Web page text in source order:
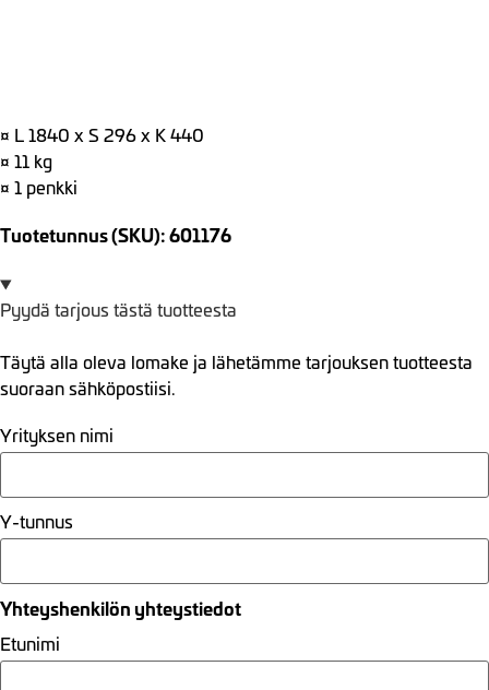
¤ L 1840 x S 296 x K 440
¤ 11 kg
¤ 1 penkki
Tuotetunnus (SKU): 601176
Pyydä tarjous tästä tuotteesta
Täytä alla oleva lomake ja lähetämme tarjouksen tuotteesta
suoraan sähköpostiisi.
Yrityksen nimi
Y-tunnus
Yhteyshenkilön yhteystiedot
Etunimi